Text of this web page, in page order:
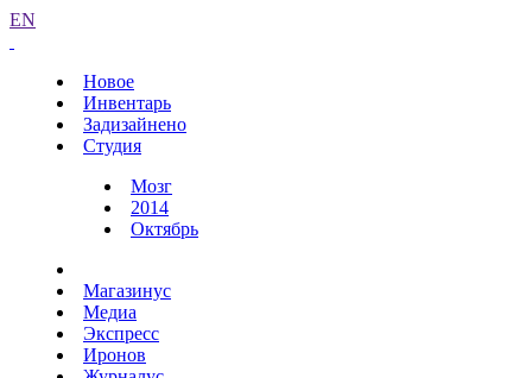
EN
Новое
Инвентарь
Задизайнено
Студия
Мозг
2014
Октябрь
Магазинус
Медиа
Экспресс
Иронов